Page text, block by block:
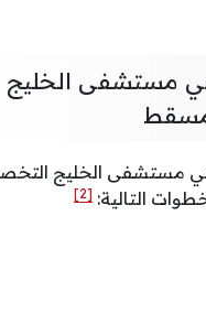
مستشفى الخليج
مستشفى الخليج
التالية: [2]